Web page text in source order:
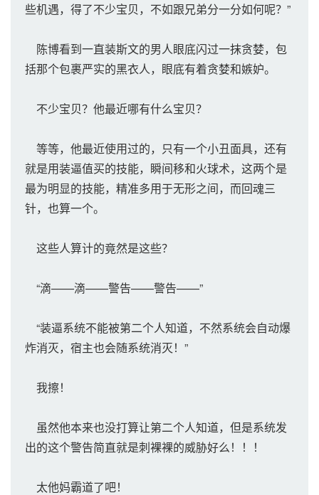
些机遇，得了不少宝贝，不如跟兄弟分一分如何呢？”
陈博看到一直装斯文的男人眼底闪过一抹贪婪，包
括那个包裹严实的黑衣人，眼底有着贪婪和嫉妒。
不少宝贝？他最近哪有什么宝贝？
等等，他最近使用过的，只有一个小丑面具，还有
就是用装逼值买的技能，瞬间移和火球术，这两个是
最为明显的技能，精准多用于无形之间，而回魂三
针，也算一个。
这些人算计的竟然是这些？
“滴——滴——警告——警告——”
“装逼系统不能被第二个人知道，不然系统会自动爆
炸消灭，宿主也会随系统消灭！”
我擦！
虽然他本来也没打算让第二个人知道，但是系统发
出的这个警告简直就是刺裸裸的威胁好么！！！
太他妈霸道了吧！